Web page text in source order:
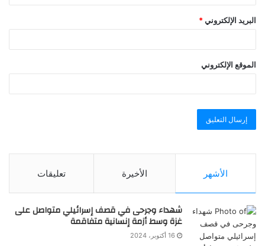
البريد الإلكتروني *
الموقع الإلكتروني
الأشهر الأخيرة تعليقات
شهداء وجرحى في قصف إسرائيلي متواصل على
غزة وسط أزمة إنسانية متفاقمة
16 أكتوبر، 2024